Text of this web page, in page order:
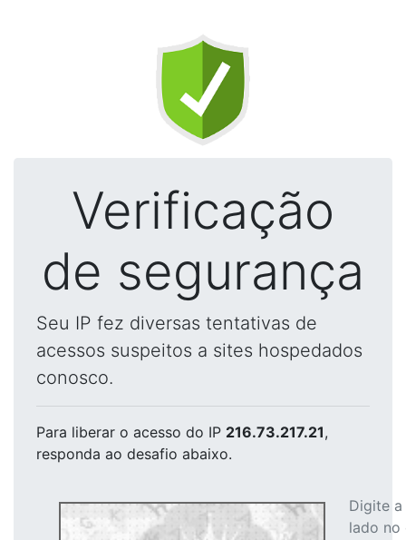
Verificação
de segurança
Seu IP fez diversas tentativas de
acessos suspeitos a sites hospedados
conosco.
Para liberar o acesso do IP 216.73.217.21,
responda ao desafio abaixo.
Digite
lado no